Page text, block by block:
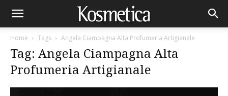
Home Tags Angela Ciampagna Alta Profumeria Artigianale
Tag: Angela Ciampagna Alta
Profumeria Artigianale